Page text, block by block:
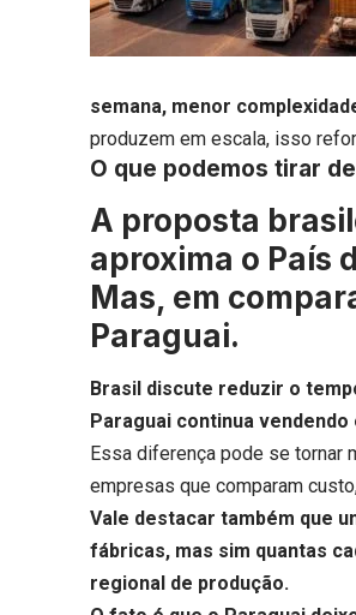
semana, menor
produzem em escala, isso
O que podemos tirar
A proposta
aproxima o País
Mas, em
Paraguai.
Brasil discute reduzir o
Paraguai continua
Essa diferença pode se tornar
empresas que comparam
Vale destacar também que
fábricas, mas sim quantas
regional de produção.